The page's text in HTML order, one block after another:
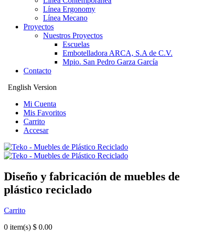
Línea Ergonomy
Línea Mecano
Proyectos
Nuestros Proyectos
Escuelas
Embotelladora ARCA, S.A de C.V.
Mpio. San Pedro Garza García
Contacto
English Version
Mi Cuenta
Mis Favoritos
Carrito
Accesar
Diseño y fabricación de muebles de
plástico reciclado
Carrito
0 item(s) $ 0.00